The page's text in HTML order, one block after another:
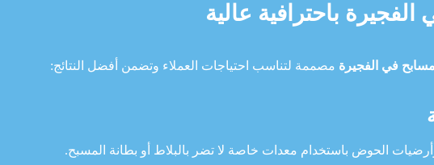
باحترافية عالية
في الفجيرة مصممة لتناسب احتياجات العملاء وتضمن أفضل النتائج:
الحوض باستخدام معدات خاصة لا تضر بالبلاط أو بطانة المسبح.